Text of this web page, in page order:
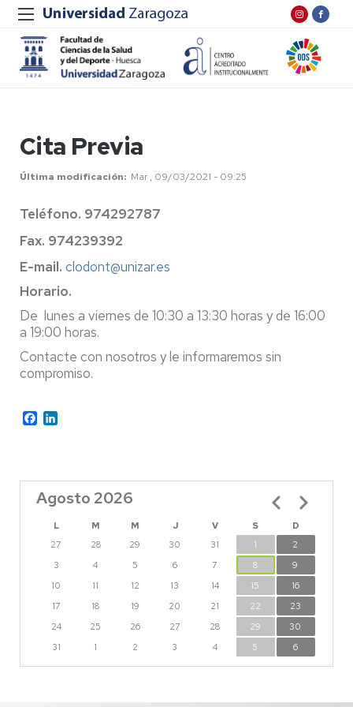
Cita Previa
Última modificación Mar , 09/03/2021 - 09:25
Teléfono. 974292787
Fax. 974239392
E-mail. clodont@unizar.es
Horario.
De lunes a viernes de 10:30 a 13:30 horas y de 16:00
a 19:00 horas.
Contacte con nosotros y le informaremos sin
compromiso.
Facebook
Agosto 2026
L M M J V S
D
27
28 29 30 31 1
2
3
4 5 6 7 8
9
10
11 12 13 14 15
16
17
18 19 20 21 22
23
24
25 26 27 28 29
30
31
1 2 3 4 5 6
Paginación